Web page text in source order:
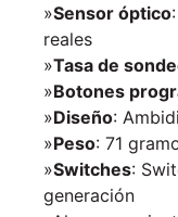
»Sensor óptico
reales
»Tasa de
»Botones
»Diseño:
»Peso: 71
»Switches:
generación